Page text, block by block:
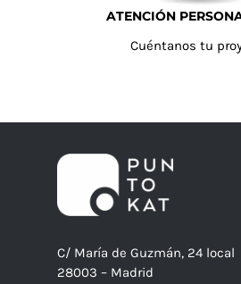
ATENCIÓN
Cuéntanos tu
C/ María de Guzmán, 24 local
28003 – Madrid